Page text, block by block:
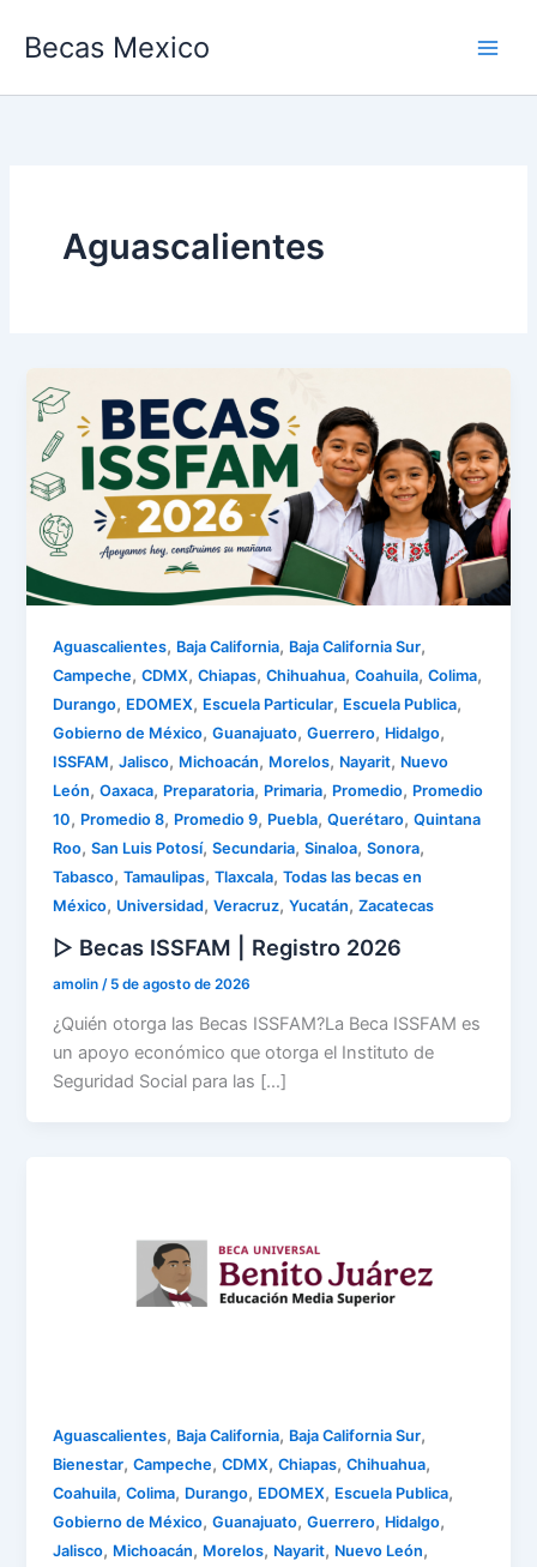
Becas Mexico
Aguascalientes
Aguascalientes, Baja California, Baja California Sur,
Campeche,CDMX,Chiapas,Chihuahua,Coahuila,Colima,
Durango, EDOMEX, Escuela Particular, Escuela Publica,
Gobierno de México,Guanajuato,Guerrero, Hidalgo,
ISSFAM,Jalisco, Michoacán, Morelos, Nayarit, Nuevo
León,Oaxaca, Preparatoria, Primaria, Promedio, Promedio
10, Promedio 8, Promedio 9, Puebla,Querétaro,Quintana
Roo,San Luis Potosí,Secundaria,Sinaloa,Sonora,
Tabasco,Tamaulipas,Tlaxcala,Todas las becas en
México, Universidad,Veracruz,Yucatán,Zacatecas
▷ Becas ISSFAM | Registro 2026
amolin/ 5 de agosto de 2026
¿Quién otorga las Becas ISSFAM?La Beca ISSFAM es
un apoyo económico que otorga el Instituto de
Seguridad Social para las […]
Aguascalientes, Baja California, Baja California Sur,
Bienestar,Campeche,CDMX,Chiapas,Chihuahua,
Coahuila,Colima, Durango, EDOMEX, Escuela Publica,
Gobierno de México,Guanajuato,Guerrero, Hidalgo,
Jalisco, Michoacán, Morelos, Nayarit, Nuevo León,